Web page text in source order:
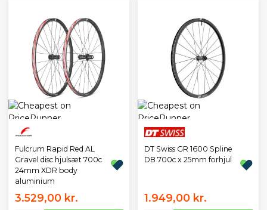
Fulcrum Rapid Red AL
Gravel disc hjulsæt 700c
24mm XDR body
aluminium
3.529,00 kr.
DT Swiss GR 1600 Spline
DB 700c x 25mm forhjul
1.949,00 kr.